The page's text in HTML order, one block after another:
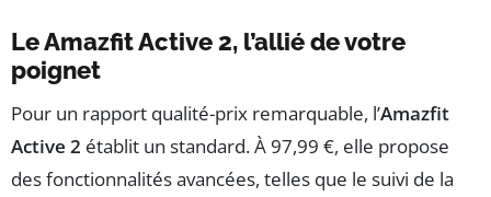
Le Amazfit Active 2, l’allié de votre
poignet
Pour un rapport qualité-prix remarquable, l’Amazfit
Active 2 établit un standard. À 97,99 €, elle propose
des fonctionnalités avancées, telles que le suivi de la